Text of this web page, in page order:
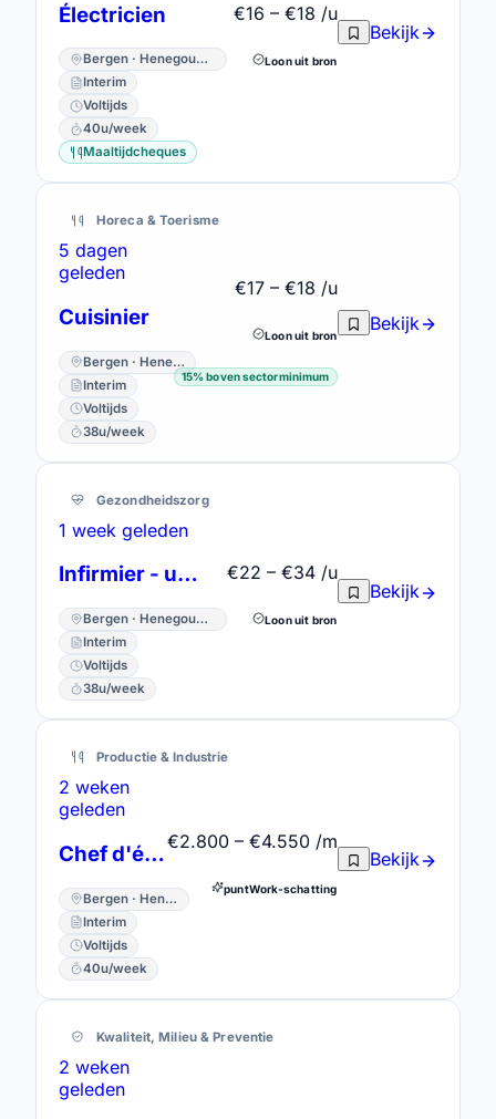
Électricien
Bergen · Henegouwen
Interim
Voltijds
40u/week
Maaltijdcheques
€16 – €18 /u
Loon uit bron
Bekijk
Horeca & Toerisme
5 dagen
geleden
Cuisinier
Bergen · Henegouwen
Interim
Voltijds
38u/week
€17 – €18 /u
Loon uit bron
15% boven sectorminimum
Bekijk
Gezondheidszorg
1 week geleden
Infirmier - urgences
Bergen · Henegouwen
Interim
Voltijds
38u/week
€22 – €34 /u
Loon uit bron
Bekijk
Productie & Industrie
2 weken
geleden
Chef d'équipe de production
Bergen · Henegouwen
Interim
Voltijds
40u/week
€2.800 – €4.550 /m
puntWork-schatting
Bekijk
Kwaliteit, Milieu & Preventie
2 weken
geleden